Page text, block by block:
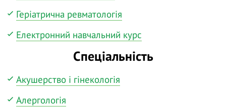
Геріатрична ревматологія
Електронний навчальний курс
Спеціальність
Акушерство і гінекологія
Алергологія